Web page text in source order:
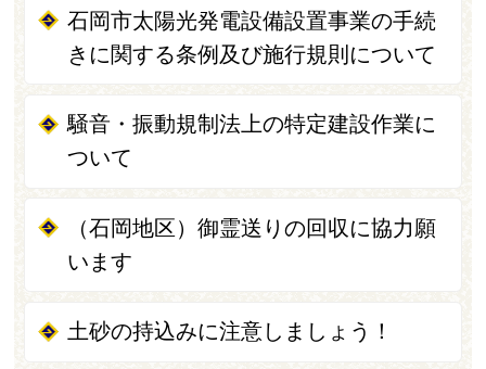
石岡市太陽光発電設備設置事業の手続
きに関する条例及び施行規則について
騒音・振動規制法上の特定建設作業に
ついて
（石岡地区）御霊送りの回収に協力願
います
土砂の持込みに注意しましょう！